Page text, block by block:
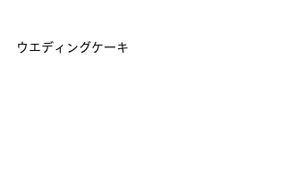
ウエディングケーキ